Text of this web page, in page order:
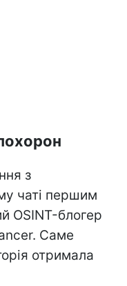
з
чаті першим
OSINT-блогер
Саме
отримала